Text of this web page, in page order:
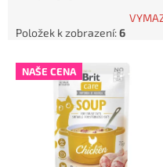
Položek k zobrazení:6
V NAŠE CENA